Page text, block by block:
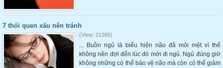
7 thói quen xấu nên tránh
(View: 21386)
... Buồn ngủ là biểu hiện não đã mỏi mệt vì thế
không nên đợi đến lúc đó mới đi ngủ. Ngủ đúng giờ
không những có thể bảo vệ não mà còn có thể giảm